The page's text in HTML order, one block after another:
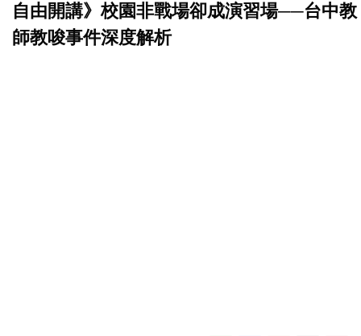
自由開講》校園非戰場卻成演習場──台中教
師教唆事件深度解析